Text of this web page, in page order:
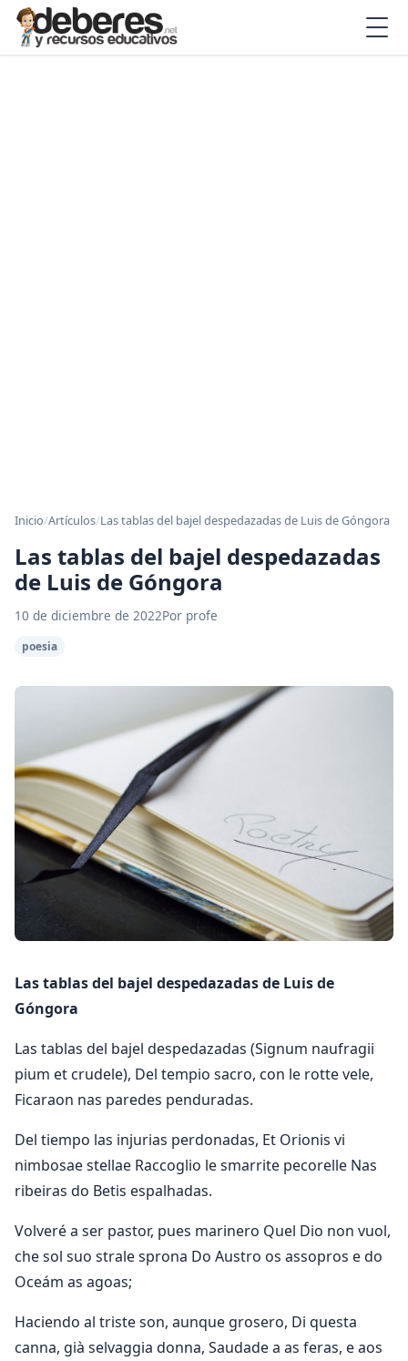
Inicio/Artículos/Las tablas del bajel despedazadas de Luis de Góngora
Las tablas del bajel despedazadas
de Luis de Góngora
10 de diciembre de 2022Por profe
poesia
Las tablas del bajel despedazadas de Luis de
Góngora
Las tablas del bajel despedazadas (Signum naufragii
pium et crudele), Del tempio sacro, con le rotte vele,
Ficaraon nas paredes penduradas.
Del tiempo las injurias perdonadas, Et Orionis vi
nimbosae stellae Raccoglio le smarrite pecorelle Nas
ribeiras do Betis espalhadas.
Volveré a ser pastor, pues marinero Quel Dio non vuol,
che sol suo strale sprona Do Austro os assopros e do
Oceám as agoas;
Haciendo al triste son, aunque grosero, Di questa
canna, già selvaggia donna, Saudade a as feras, e aos